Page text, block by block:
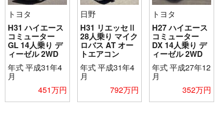
トヨタ
H31 ハイエース
コミューター
GL 14人乗り デ
ィーゼル 2WD
年式平成31年4
月
451万円
日野
H31 リエッセⅡ
28人乗り マイク
ロバス AT オー
トエアコン
年式平成31年4
月
792万円
トヨタ
H27 ハイエース
コミューター
DX 14人乗り デ
ィーゼル 2WD
年式平成27年12
月
352万円